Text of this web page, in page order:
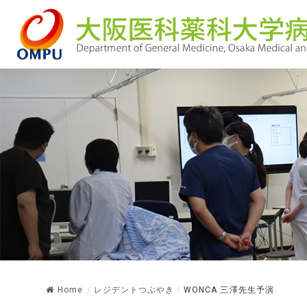
Home / レジデントつぶやき / WONCA 三澤先生予演